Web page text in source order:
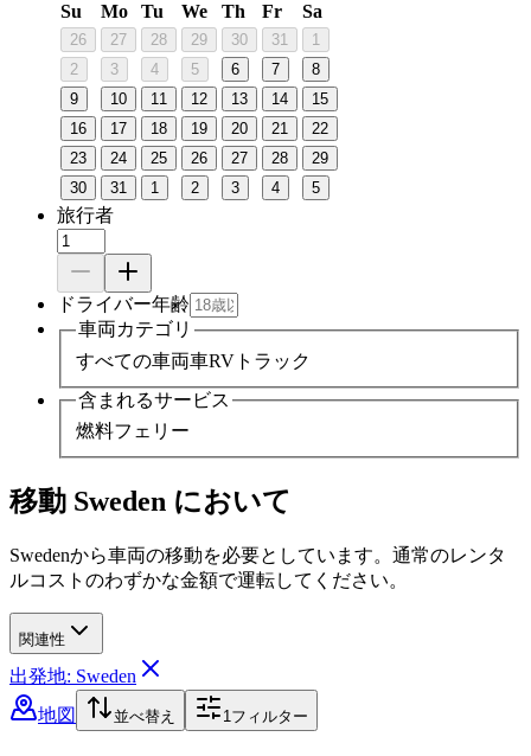
Su
Mo Tu We Th Fr Sa
26 27 28 29 30 31
1
2
3 4 5 6 7
8
9
10 11 12 13 14
15
16
17 18 19 20 21
22
23
24 25 26 27 28
29
30
31 1 2 3 4 5
旅行者
ドライバー年齢
車両カテゴリ
すべての車両車RV トラック
含まれるサービス
燃料フェリー
移動 Sweden において
Swedenから車両の移動を必要としています。通常のレンタ
ルコストのわずかな金額で運転してください。
関連性
出発地: Sweden
地図
並べ替え 1フィルター